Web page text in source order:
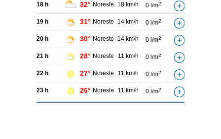
18 h 32° Noreste 18 km/h 0 l/m2
19 h 31° Noreste 14 km/h 0 l/m2
20 h 30° Noreste 14 km/h 0 l/m2
21 h 28° Noreste 11 km/h 0 l/m2
22 h 27° Noreste 11 km/h 0 l/m2
23 h 26° Noreste 11 km/h 0 l/m2